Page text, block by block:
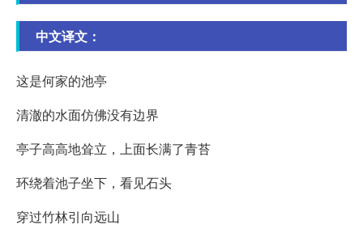
中文译文：
这是何家的池亭
清澈的水面仿佛没有边界
亭子高高地耸立，上面长满了青苔
环绕着池子坐下，看见石头
穿过竹林引向远山